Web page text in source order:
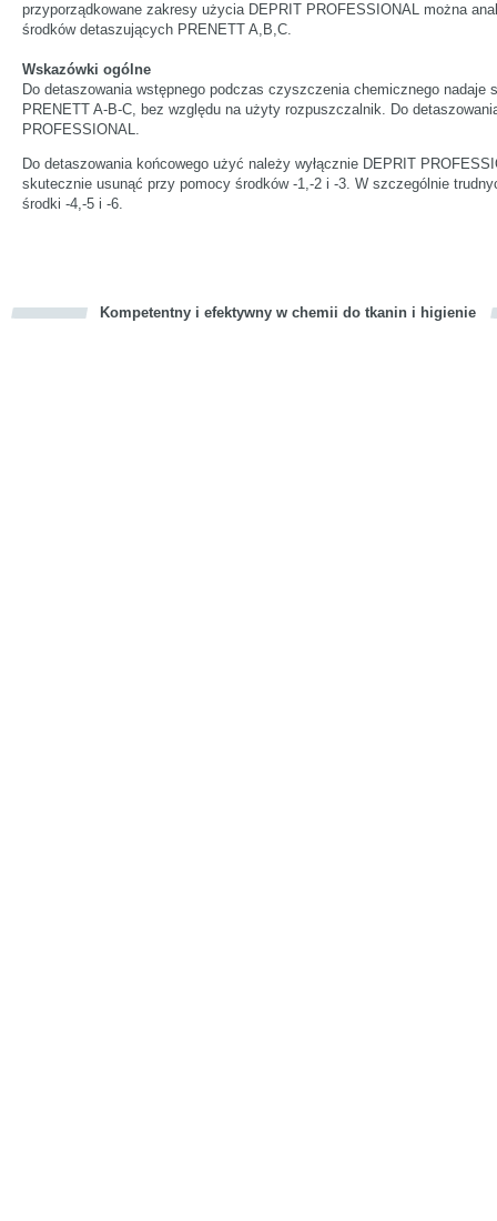
przyporządkowane zakresy użycia DEPRIT PROFESSIONAL można
środków detaszujących PRENETT A,B,C.
Wskazówki ogólne
Do detaszowania wstępnego podczas czyszczenia chemicznego nadaje
PRENETT A-B-C, bez względu na użyty rozpuszczalnik. Do
PROFESSIONAL.
Do detaszowania końcowego użyć należy wyłącznie DEPRIT
skutecznie usunąć przy pomocy środków -1,-2 i -3. W szczególnie
środki -4,-5 i -6.
Kompetentny i efektywny w chemii do tkanin i higienie